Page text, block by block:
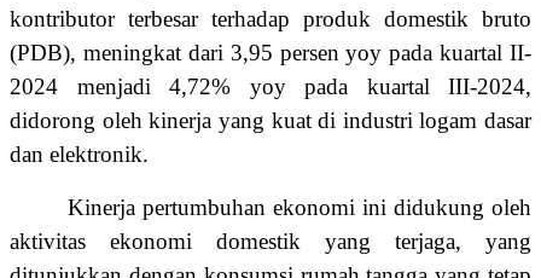
kontributor terbesar terhadap produk domestik bruto
(PDB), meningkat dari 3,95 persen yoy pada kuartal II-
2024 menjadi 4,72% yoy pada kuartal III-2024,
didorong oleh kinerja yang kuat di industri logam dasar
dan elektronik.
Kinerja pertumbuhan ekonomi ini didukung oleh
aktivitas ekonomi domestik yang terjaga, yang